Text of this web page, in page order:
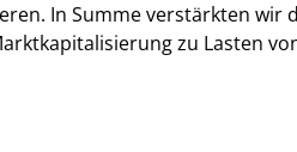
In Summe verstärkten wir
zu Lasten